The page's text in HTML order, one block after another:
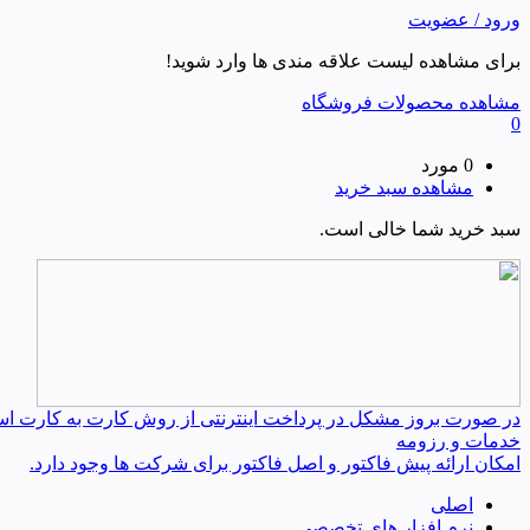
ورود / عضویت
برای مشاهده لیست علاقه مندی ها وارد شوید!
مشاهده محصولات فروشگاه
0
0 مورد
مشاهده سبد خرید
سبد خرید شما خالی است.
در صورت بروز مشکل در پرداخت اینترنتی از روش کارت به کارت
خدمات و رزومه
امکان ارائه پیش فاکتور و اصل فاکتور برای شرکت ها وجود دارد.
اصلی